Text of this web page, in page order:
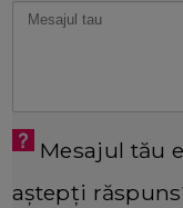
Mesajul tău
aștepți